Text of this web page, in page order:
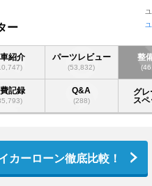
ー
紹介 パーツレビュー
(53,832)
整
記録 Q&A
(288)
グレ
スペ
カーローン徹底比較！